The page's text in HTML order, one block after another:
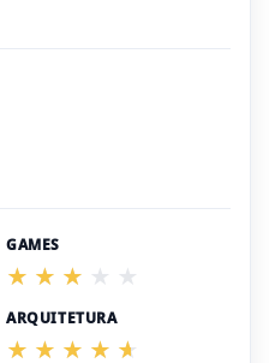
GAMES
ARQUITETURA